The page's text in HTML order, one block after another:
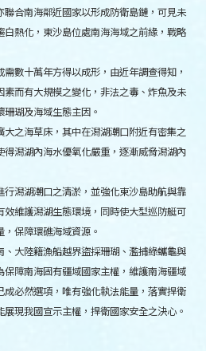
合南海鄰近國家以形成防衛島鏈，可見未
熱化，東沙島位處南海海域之前緣，戰略
數十萬年方得以成形，由近年調查得知，
而有大規模之變化，非法之毒、炸魚及未
瑚及海域生態主因。
之海草床，其中在潟湖潮口附近有密集之
潟湖內海水優氧化嚴重，逐漸威脅潟湖內
潟湖潮口之清淤，並強化東沙島助航與靠
維護潟湖生態環境，同時使大型巡防艇可
保障環礁海域資源。
大陸籍漁船越界盜採珊瑚、濫捕綠蠵龜與
障南海固有疆域國家主權，維護南海疆域
必然選項，唯有強化執法能量，落實捍衛
現我國宣示主權，捍衛國家安全之決心。